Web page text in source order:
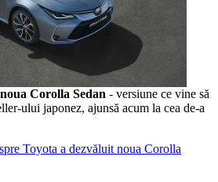
noua Corolla Sedan - versiune ce vine să
ului japonez, ajunsă acum la cea de-a
Toyota a dezvăluit noua Corolla